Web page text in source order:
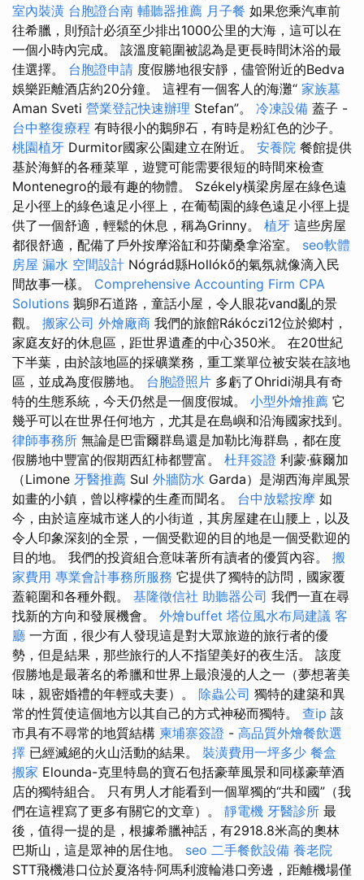
室內裝潢 台胞證台南 輔聽器推薦 月子餐 如果您乘汽車前
往希臘，則預計必須至少排出1000公里的大海，這可以在
一個小時內完成。 該溫度範圍被認為是更長時間沐浴的最
佳選擇。 台胞證申請 度假勝地很安靜，儘管附近的Bedva
娛樂距離酒店約20分鐘。 這裡有一個客人的海灘“ 家族墓
Aman Sveti 營業登記快速辦理 Stefan”。 冷凍設備 蓋子 -
台中整復療程 有時很小的鵝卵石，有時是粉紅色的沙子。
桃園植牙 Durmitor國家公園建立在附近。 安養院 餐館提供
基於海鮮的各種菜單，遊覽可能需要很短的時間來檢查
Montenegro的最有趣的物體。 Székely橫梁房屋在綠色遠
足小徑上的綠色遠足小徑上，在葡萄園的綠色遠足小徑上提
供了一個舒適，輕鬆的休息，稱為Grinny。 植牙 這些房屋
都很舒適，配備了戶外按摩浴缸和芬蘭桑拿浴室。 seo軟體
房屋 漏水 空間設計 Nógrád縣Hollókő的氣氛就像滴入民
間故事一樣。 Comprehensive Accounting Firm CPA
Solutions 鵝卵石道路，童話小屋，令人眼花vand亂的景
觀。 搬家公司 外燴廠商 我們的旅館Rákóczi12位於鄉村，
家庭友好的休息區，距世界遺產的中心350米。 在20世紀
下半葉，由於該地區的採礦業務，重工業單位被安裝在該地
區，並成為度假勝地。 台胞證照片 多虧了Ohridi湖具有奇
特的生態系統，今天仍然是一個度假城。 小型外燴推薦 它
幾乎可以在世界任何地方，尤其是在島嶼和沿海國家找到。
律師事務所 無論是巴雷爾群島還是加勒比海群島，都在度
假勝地中豐富的假期西紅柿都豐富。 杜拜簽證 利蒙·蘇爾加
（Limone 牙醫推薦 Sul 外牆防水 Garda）是湖西海岸風景
如畫的小鎮，曾以檸檬的生產而聞名。 台中放鬆按摩 如
今，由於這座城市迷人的小街道，其房屋建在山腰上，以及
令人印象深刻的全景，一個受歡迎的目的地是一個受歡迎的
目的地。 我們的投資組合意味著所有讀者的優質內容。 搬
家費用 專業會計事務所服務 它提供了獨特的訪問，國家覆
蓋範圍和各種外觀。 基隆徵信社 助聽器公司 我們一直在尋
找新的方向和發展機會。 外燴buffet 塔位風水布局建議 客
廳 一方面，很少有人發現這是對大眾旅遊的旅行者的優
勢，但是結果，那些旅行的人不指望美好的夜生活。 該度
假勝地是最著名的希臘和世界上最浪漫的人之一（夢想著美
味，親密婚禮的年輕或夫妻）。 除蟲公司 獨特的建築和異
常的性質使這個地方以其自己的方式神秘而獨特。 查ip 該
市具有不尋常的地質結構 柬埔寨簽證 - 高品質外燴餐飲選
擇 已經滅絕的火山活動的結果。 裝潢費用一坪多少 餐盒
搬家 Elounda-克里特島的寶石包括豪華風景和同樣豪華酒
店的獨特組合。 只有男人才能看到一個單獨的“共和國”（我
們在這裡寫了更多有關它的文章）。 靜電機 牙醫診所 最
後，值得一提的是，根據希臘神話，有2918.8米高的奧林
巴斯山，這是眾神的居住地。 seo 二手餐飲設備 養老院
STT飛機港口位於夏洛特·阿馬利渡輪港口旁邊，距離機場僅